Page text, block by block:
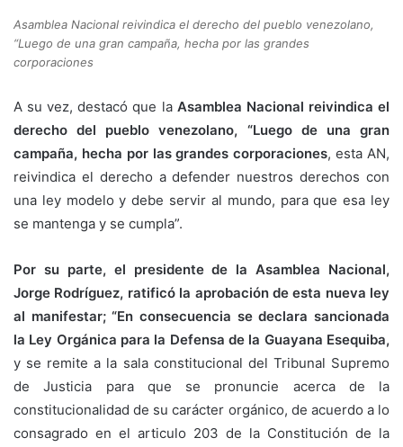
Asamblea Nacional reivindica el derecho del pueblo venezolano,
“Luego de una gran campaña, hecha por las grandes
corporaciones
A su vez, destacó que la Asamblea Nacional reivindica el
derecho del pueblo venezolano, “Luego de una gran
campaña, hecha por las grandes corporaciones, esta AN,
reivindica el derecho a defender nuestros derechos con
una ley modelo y debe servir al mundo, para que esa ley
se mantenga y se cumpla”.
Por su parte, el presidente de la Asamblea Nacional,
Jorge Rodríguez, ratificó la aprobación de esta nueva ley
al manifestar; “En consecuencia se declara sancionada
la Ley Orgánica para la Defensa de la Guayana Esequiba,
y se remite a la sala constitucional del Tribunal Supremo
de Justicia para que se pronuncie acerca de la
constitucionalidad de su carácter orgánico, de acuerdo a lo
consagrado en el articulo 203 de la Constitución de la